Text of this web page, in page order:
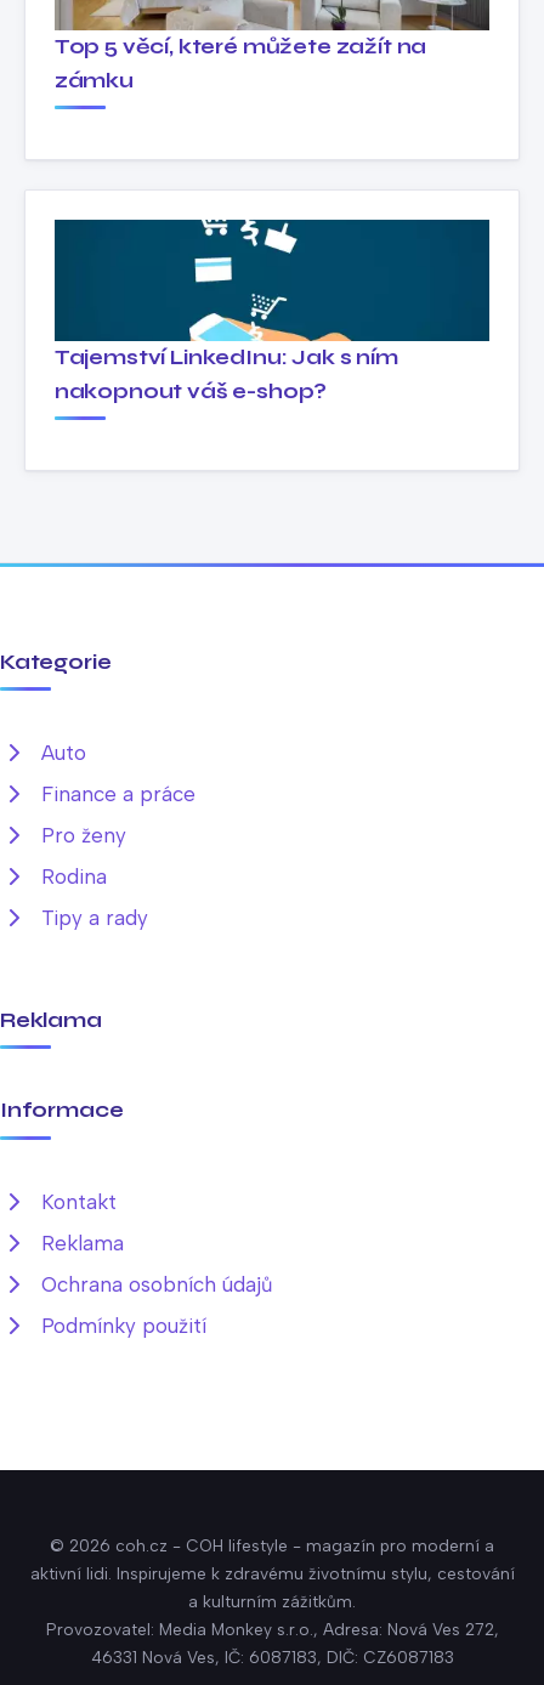
Top 5 věcí, které můžete zažít na
zámku
Tajemství LinkedInu: Jak s ním
nakopnout váš e-shop?
Kategorie
Auto
Finance a práce
Pro ženy
Rodina
Tipy a rady
Reklama
Informace
Kontakt
Reklama
Ochrana osobních údajů
Podmínky použití
© 2026 coh.cz - COH lifestyle - magazín pro moderní a
aktivní lidi. Inspirujeme k zdravému životnímu stylu, cestování
a kulturním zážitkům.
Provozovatel: Media Monkey s.r.o., Adresa: Nová Ves 272,
46331 Nová Ves, IČ: 6087183, DIČ: CZ6087183